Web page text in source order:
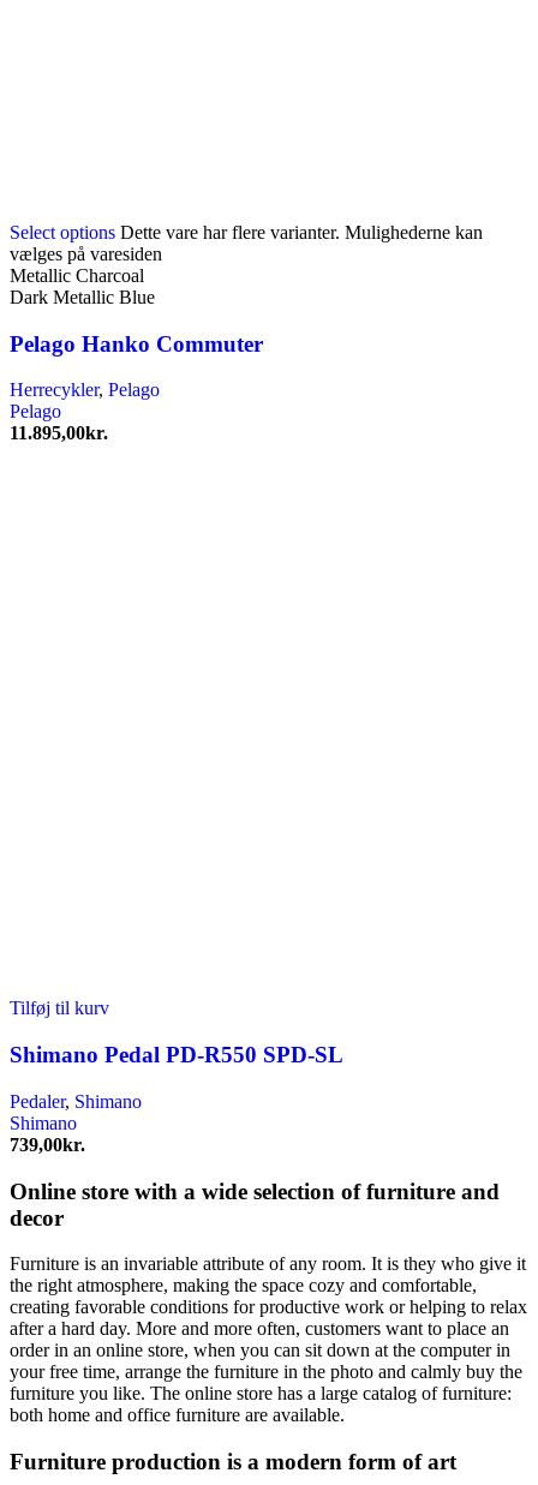
Select options Dette vare har flere varianter. Mulighederne kan
vælges på varesiden
Metallic Charcoal
Dark Metallic Blue
Pelago Hanko Commuter
Herrecykler, Pelago
Pelago
11.895,00kr.
Tilføj til kurv
Shimano Pedal PD-R550 SPD-SL
Pedaler, Shimano
Shimano
739,00kr.
Online store with a wide selection of furniture and
decor
Furniture is an invariable attribute of any room. It is they who give it
the right atmosphere, making the space cozy and comfortable,
creating favorable conditions for productive work or helping to relax
after a hard day. More and more often, customers want to place an
order in an online store, when you can sit down at the computer in
your free time, arrange the furniture in the photo and calmly buy the
furniture you like. The online store has a large catalog of furniture:
both home and office furniture are available.
Furniture production is a modern form of art